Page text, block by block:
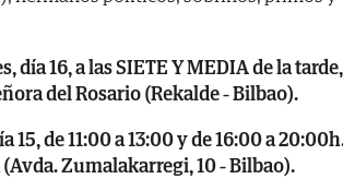
día 16, a las SIETE Y MEDIA de la
del Rosario (Rekalde - Bilbao).
15, de 11:00 a 13:00 y de 16:00 a
Zumalakarregi, 10 - Bilbao).